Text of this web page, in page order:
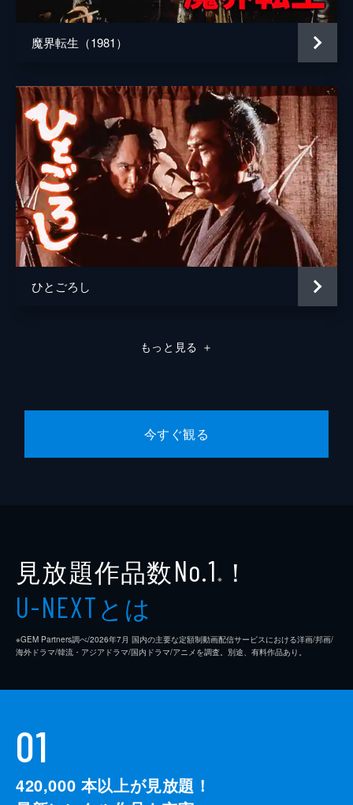
魔界転生（1981）
ひとごろし
もっと見る ＋
今すぐ観る
見放題作品数No.1 ※ ！
U-NEXTとは
※GEM Partners調べ/2026年7⽉ 国内の主要な定額制動画配信サービスにおける洋画/邦画/
海外ドラマ/韓流・アジアドラマ/国内ドラマ/アニメを調査。別途、有料作品あり。
01
420,000 本以上が見放題！